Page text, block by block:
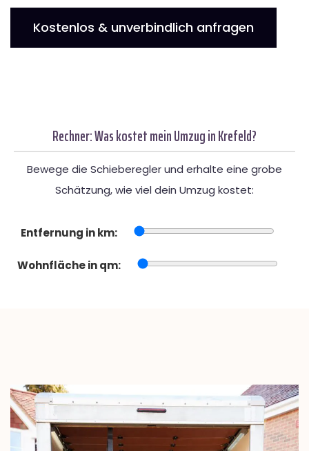
Kostenlos & unverbindlich anfragen
Rechner: Was kostet mein Umzug in Krefeld?
Bewege die Schieberegler und erhalte eine grobe
Schätzung, wie viel dein Umzug kostet:
Entfernung in km:
Wohnfläche in qm: